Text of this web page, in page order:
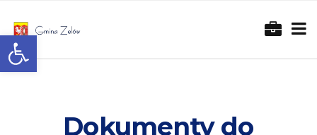
Otwórz pasek narzędzi
Dokumenty do